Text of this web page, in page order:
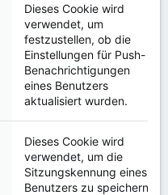
Dieses Cookie wird
verwendet, um
festzustellen, ob die
Einstellungen für Push-
Benachrichtigungen
eines Benutzers
aktualisiert wurden.
Dieses Cookie wird
verwendet, um die
Sitzungskennung eines
Benutzers zu speichern.